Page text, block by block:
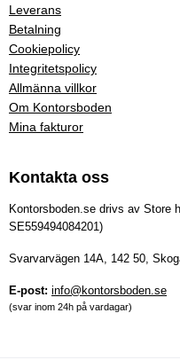
Leverans
Betalning
Cookiepolicy
Integritetspolicy
Allmänna villkor
Om Kontorsboden
Mina fakturor
Kontakta oss
Kontorsboden.se drivs av Store
SE559494084201)
Svarvarvägen 14A, 142 50,
E-post: info@kontorsboden.se
(svar inom 24h på vardagar)